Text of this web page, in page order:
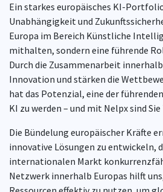
Ein starkes europäisches KI-
Unabhängigkeit und
Europa im Bereich Künstliche
mithalten, sondern eine führende
Durch die Zusammenarbeit
Innovation und stärken die
hat das Potenzial, eine der
KI zu werden – und mit Nelpx sind
Die Bündelung europäischer Kräfte
innovative Lösungen zu entwickeln,
internationalen Markt
Netzwerk innerhalb Europas hilft